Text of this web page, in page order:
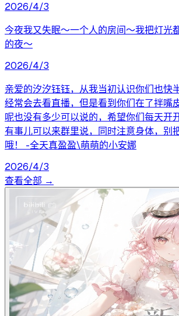
2026/4/3
今夜我又失眠～一个人的房间～我把灯光
的夜～
2026/4/3
亲爱的汐汐钰钰，从我当初认识你们也快
经常会去看直播，但是看到你们在了拌嘴
呢也没有多少可以说的，希望你们每天开
有事儿可以来群里说，同时注意身体，别
哦！ -全天真盈盈\萌萌的小安娜
2026/4/3
查看全部 →